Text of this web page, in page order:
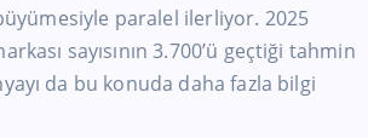
paralel ilerliyor. 2025
sayısının 3.700’ü geçtiği tahmin
da bu konuda daha fazla bilgi